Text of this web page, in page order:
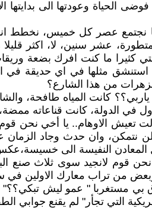
نجتمع عصر كل خميس، نخطط
عشر سنين، لا، اكثر
كثيرا ما كنت افرك بضعة
استنشق مثلها في اي حديقة في
من هذا الشارع؟
كانت المياه طافحة،
في الدولة، كانت قناعاته
تعيش الاوهام.. يا أخي نحن
نتمكن، وان حدث وجاد الزمان
النفيسة الى خسيسة،عكس
نحن قوم لانجيد سوى ثلاث صنع
من تراب معارك الاولين في
مستغربا " عمو ليش تبكي؟؟"
التي تجأر" لم يقنع جوابي